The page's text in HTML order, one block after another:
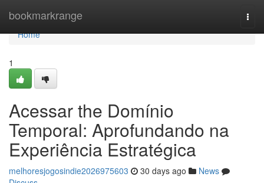
bookmarkrange
Home
Home
1
Acessar the Domínio
Temporal: Aprofundando na
Experiência Estratégica
melhoresjogosindie2026975603 30 days ago
News